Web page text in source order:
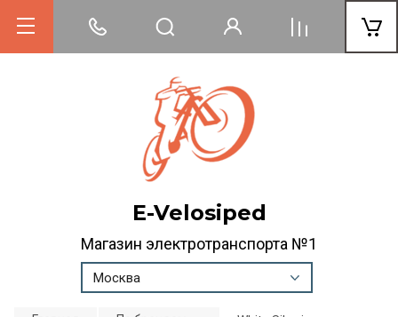
E-Velosiped
Магазин электротранспорта №1
Москва